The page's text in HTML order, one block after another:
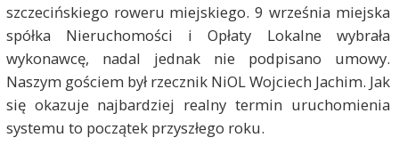
szczecińskiego roweru miejskiego. 9 września miejska
spółka Nieruchomości i Opłaty Lokalne wybrała
wykonawcę, nadal jednak nie podpisano umowy.
Naszym gościem był rzecznik NiOL Wojciech Jachim. Jak
się okazuje najbardziej realny termin uruchomienia
systemu to początek przyszłego roku.